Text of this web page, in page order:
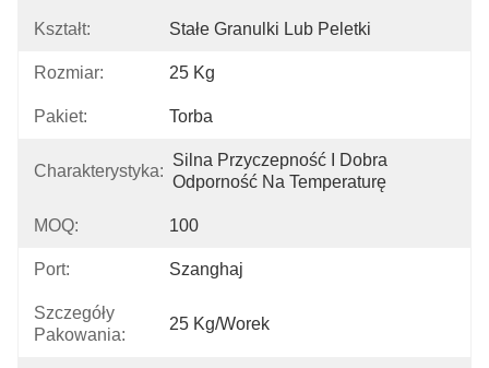
Kształt: Stałe Granulki Lub Peletki
Rozmiar: 25 Kg
Pakiet: Torba
Charakterystyka:
Silna Przyczepność I Dobra
Odporność Na Temperaturę
MOQ: 100
Port: Szanghaj
Szczegóły
Pakowania:
25 Kg/worek